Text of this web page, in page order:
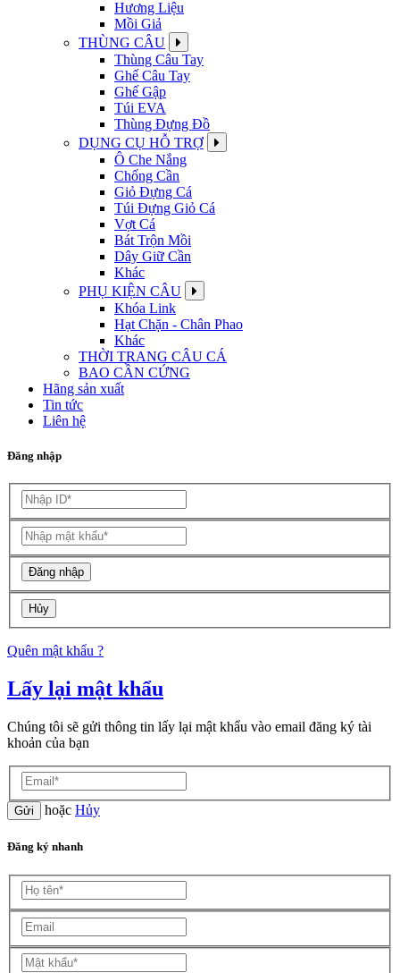
Hương Liệu
Mồi Giả
THÙNG CÂU
Thùng Câu Tay
Ghế Câu Tay
Ghế Gập
Túi EVA
Thùng Đựng Đồ
DỤNG CỤ HỖ TRỢ
Ô Che Nắng
Chống Cần
Giỏ Đựng Cá
Túi Đựng Giỏ Cá
Vợt Cá
Bát Trộn Mồi
Dây Giữ Cần
Khác
PHỤ KIỆN CÂU
Khóa Link
Hạt Chặn - Chân Phao
Khác
THỜI TRANG CÂU CÁ
BAO CẦN CỨNG
Hãng sản xuất
Tin tức
Liên hệ
Đăng nhập
Hủy
Quên mật khẩu ?
Lấy lại mật khẩu
Chúng tôi sẽ gửi thông tin lấy lại mật khẩu vào email đăng ký tài
khoản của bạn
hoặc Hủy
Đăng ký nhanh